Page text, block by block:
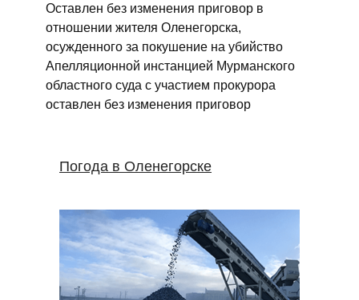
Оставлен без изменения приговор в
отношении жителя Оленегорска,
осужденного за покушение на убийство
Апелляционной инстанцией Мурманского
областного суда с участием прокурора
оставлен без изменения приговор
Погода в Оленегорске